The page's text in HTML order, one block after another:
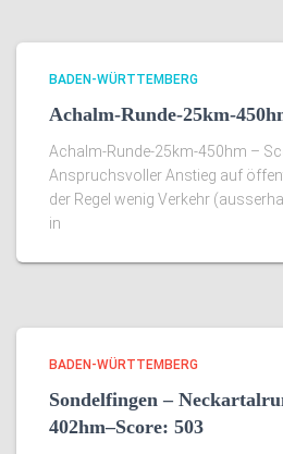
BADEN-WÜRTTEMBERG
Achalm-Runde-25km-
Achalm-Runde-25km-450hm –
Anspruchsvoller Anstieg auf
der Regel wenig Verkehr
in
BADEN-WÜRTTEMBERG
Sondelfingen –
402hm–Score: 503